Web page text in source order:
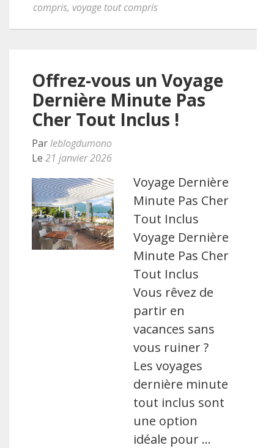
compris, voyage tout compris
Offrez-vous un Voyage
Dernière Minute Pas
Cher Tout Inclus !
Parleblogdumono
Le 21 janvier 2026
Voyage Dernière
Minute Pas Cher
Tout Inclus
Voyage Dernière
Minute Pas Cher
Tout Inclus
Vous rêvez de
partir en
vacances sans
vous ruiner ?
Les voyages
dernière minute
tout inclus sont
une option
idéale pour …